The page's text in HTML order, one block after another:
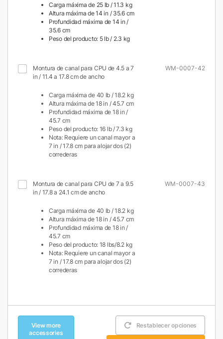
Carga máxima de 25 lb / 11.3 kg
Altura máxima de 14 in / 35.6 cm
Profundidad máxima de 14 in /
35.6 cm
Peso del producto: 5 lb / 2.3 kg
Montura de canal para CPU de 4.5 a 7
in / 11.4 a 17.8 cm de ancho
Carga máxima de 40 lb / 18.2 kg
Altura máxima de 18 in / 45.7 cm
Profundidad máxima de 18 in /
45.7 cm
Peso del producto: 16 lb / 7.3 kg
Nota: Requiere un canal mayor a
7 in / 17.8 cm para alojar dos (2)
correderas
WM-0007-42
Montura de canal para CPU de 7 a 9.5
in / 17.8 a 24.1 cm de ancho
Carga máxima de 40 lb / 18.2 kg
Altura máxima de 18 in / 45.7 cm
Profundidad máxima de 18 in /
45.7 cm
Peso del producto: 18 lbs/8.2 kg
Nota: Requiere un canal mayor a
7 in / 17.8 cm para alojar dos (2)
correderas
WM-0007-43
View more
accessories
Restablecer opciones